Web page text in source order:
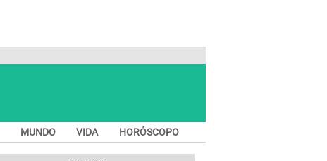
MUNDO VIDA HORÓSCOPO